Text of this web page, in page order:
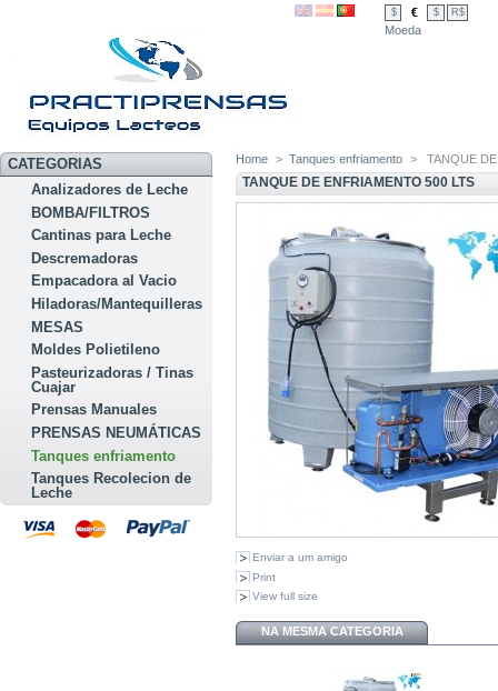
$ € $ R$
Moeda
CATEGORIAS
Analizadores de Leche
BOMBA/FILTROS
Cantinas para Leche
Descremadoras
Empacadora al Vacio
Hiladoras/Mantequilleras
MESAS
Moldes Polietileno
Pasteurizadoras / Tinas
Cuajar
Prensas Manuales
PRENSAS NEUMÁTICAS
Tanques enfriamento
Tanques Recolecion de
Leche
Home > Tanques enfriamento > TANQUE
TANQUE DE ENFRIAMENTO 500 LTS
Enviar a um amigo
Print
View full size
NA MESMA CATEGORIA